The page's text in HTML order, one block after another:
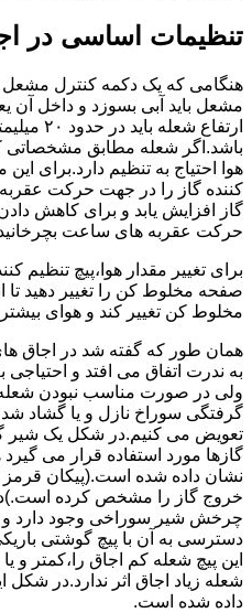
تنظیمات اساسی در
هنگامی که یک دکمه کنترل مشعل
مشعل باید آبی بسوزد و داخل
ارتفاع
باشد.اگر شعله مطابق مشخصاتی
هوا احتیاج به تنظیم دارد.برای
کننده گاز را در جهت حرکت
گاز افزایش یابد و برای کاهش
حرکت عقربه های ساعت
برای تغییر مقدار هوا،پیچ تنظیم
صفحه مخلوط کن را تغییر دهید
مخلوط کن تغییر کند و هوای
همان طور که گفته شد در اجاق
به ندرت اتفاق می افتد و
ولی در صورت مناسب نبودن
گرفتگی سوراخ نازل و یا گشاد
تعویض می کنیم.در شکل یک شیر
گازها مورد استفاده قرار می
نشان داده شده است.(پیکان
خروج گاز را مشخص کرده
چرخش شیر سوراخی وجود دارد و
دسترسی به آن با پیچ گوشتی
این پیچ شعله کم اجاق را،کمتر و
شعله زیاد اجاق اثر ندارد.در
داده شده است.